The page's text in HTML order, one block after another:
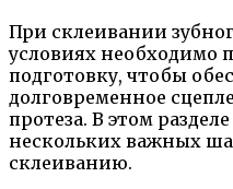
При склеивании
условиях необходимо
подготовку, чтобы
долговременное
протеза. В этом
нескольких важных
склеиванию.